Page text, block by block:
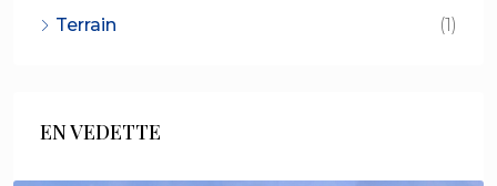
Terrain
(1)
EN VEDETTE